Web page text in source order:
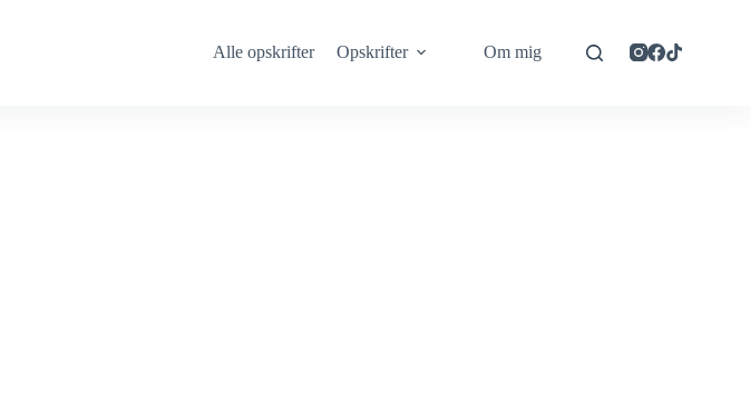
Alle opskrifter Opskrifter Om mig